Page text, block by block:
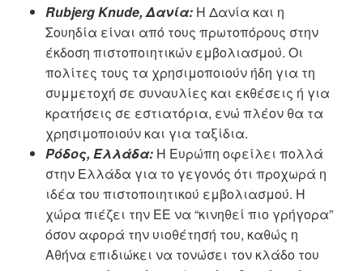
Rubjerg Knude, Δανία: Η Δανία και η
Σουηδία είναι από τους πρωτοπόρους στην
έκδοση πιστοποιητικών εμβολιασμού. Οι
πολίτες τους τα χρησιμοποιούν ήδη για τη
συμμετοχή σε συναυλίες και εκθέσεις ή για
κρατήσεις σε εστιατόρια, ενώ πλέον θα τα
χρησιμοποιούν και για ταξίδια.
Ρόδος, Ελλάδα: Η Ευρώπη οφείλει πολλά
στην Ελλάδα για το γεγονός ότι προχωρά η
ιδέα του πιστοποιητικού εμβολιασμού. Η
χώρα πιέζει την ΕΕ να “κινηθεί πιο γρήγορα”
όσον αφορά την υιοθέτησή του, καθώς η
Αθήνα επιδιώκει να τονώσει τον κλάδο του